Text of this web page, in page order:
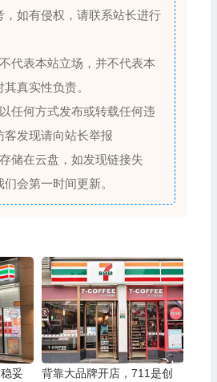
，如有侵权，请联系站长进行
代表本站立场，并不代表本
真实性负责。
任何方式发布或转载任何违
客发现请向站长举报
储在云盘，如发现链接失
会第一时间更新。
妥
背靠大品牌开店，711是创